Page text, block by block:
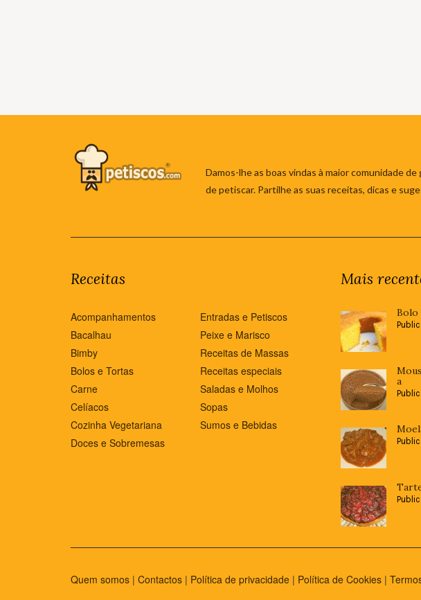
Damos-lhe as boas vindas à maior comunidade
de petiscar. Partilhe as suas receitas, dicas e
Receitas
Acompanhamentos
Bacalhau
Bimby
Bolos e Tortas
Carne
Celíacos
Cozinha Vegetariana
Doces e Sobremesas
Entradas e Petiscos
Peixe e Marisco
Receitas de Massas
Receitas especiais
Saladas e Molhos
Sopas
Sumos e Bebidas
Mais
Bolo
a
Quem somos | Contactos | Política de privacidade | Política de Cookies |